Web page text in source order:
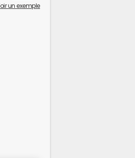
un exemple